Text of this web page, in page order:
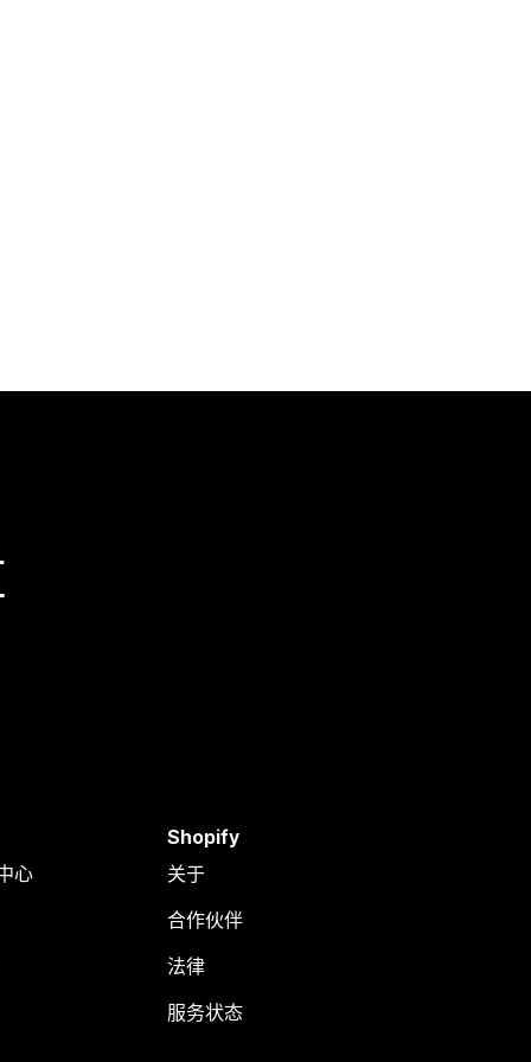
心
Shopify
关于
合作伙伴
法律
服务状态